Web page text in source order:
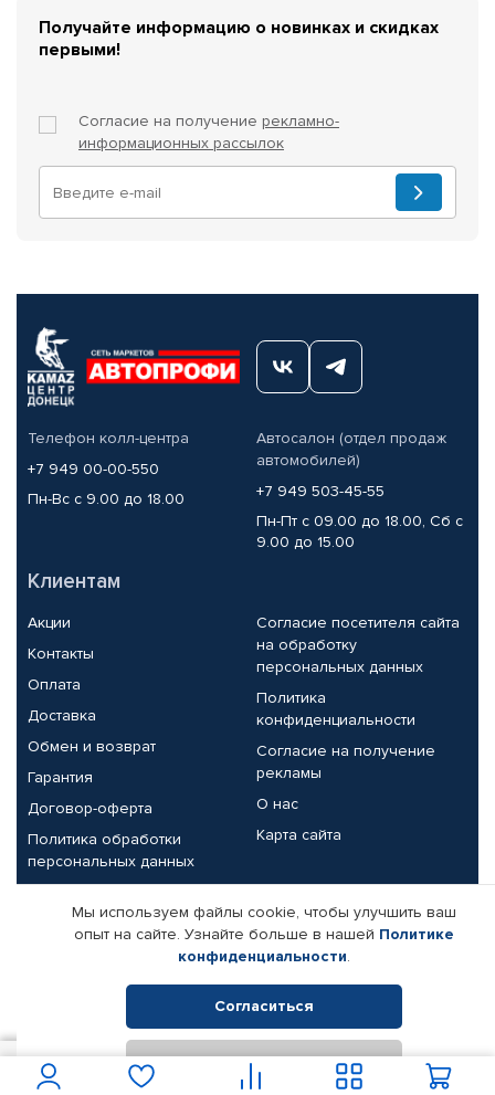
Получайте информацию о новинках и скидках
первыми!
Согласие на получение рекламно-
информационных рассылок
Телефон колл-центра
+7 949 00-00-550
Пн-Вс с 9.00 до 18.00
Автосалон (отдел продаж
автомобилей)
+7 949 503-45-55
Пн-Пт с 09.00 до 18.00, Сб с
9.00 до 15.00
Клиентам
Акции
Контакты
Оплата
Доставка
Обмен и возврат
Гарантия
Договор-оферта
Политика обработки
персональных данных
Согласие посетителя сайта
на обработку
персональных данных
Политика
конфиденциальности
Согласие на получение
рекламы
О нас
Карта сайта
Партнерам
Корпоративным клиентам
Поставщикам
Реквизиты компании
© КАМАЗ ЦЕНТР ДОНЕЦК, 2015-2026. Все права защищены.
Интернет-магазин автомобильных товаров Автопрофи.
Мы используем файлы cookie, чтобы улучшить ваш
опыт на сайте. Узнайте больше в нашей Политике
конфиденциальности.
Согласиться
Отклонить
В корзину